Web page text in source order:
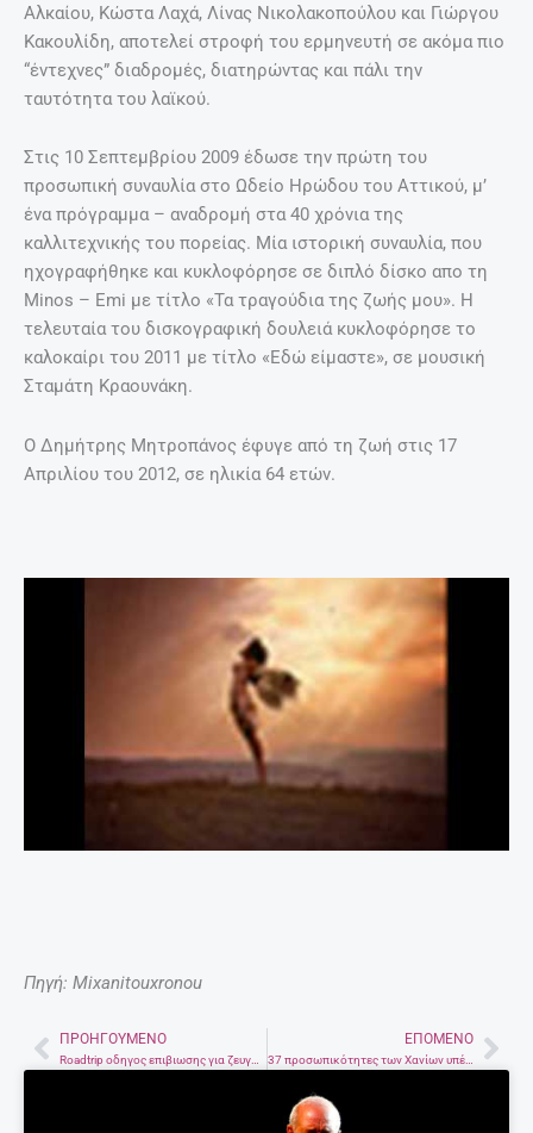
Αλκαίου, Κώστα Λαχά, Λίνας Νικολακοπούλου και Γιώργου
Κακουλίδη, αποτελεί στροφή του ερμηνευτή σε ακόμα πιο
“έντεχνες” διαδρομές, διατηρώντας και πάλι την
ταυτότητα του λαϊκού.
Στις 10 Σεπτεμβρίου 2009 έδωσε την πρώτη του
προσωπική συναυλία στο Ωδείο Ηρώδου του Αττικού, μ’
ένα πρόγραμμα – αναδρομή στα 40 χρόνια της
καλλιτεχνικής του πορείας. Μία ιστορική συναυλία, που
ηχογραφήθηκε και κυκλοφόρησε σε διπλό δίσκο απο τη
Minos – Emi με τίτλο «Τα τραγούδια της ζωής μου». Η
τελευταία του δισκογραφική δουλειά κυκλοφόρησε το
καλοκαίρι του 2011 με τίτλο «Εδώ είμαστε», σε μουσική
Σταμάτη Κραουνάκη.
Ο Δημήτρης Μητροπάνος έφυγε από τη ζωή στις 17
Απριλίου του 2012, σε ηλικία 64 ετών.
Πηγή: Mixanitouxronou
Prev
ΠΡΟΗΓΟΎΜΕΝΟ ΕΠΌΜΕΝΟ
37 προσωπικότητες των Χανίων υπέρ της παραχώρησης των αεροδρομίων